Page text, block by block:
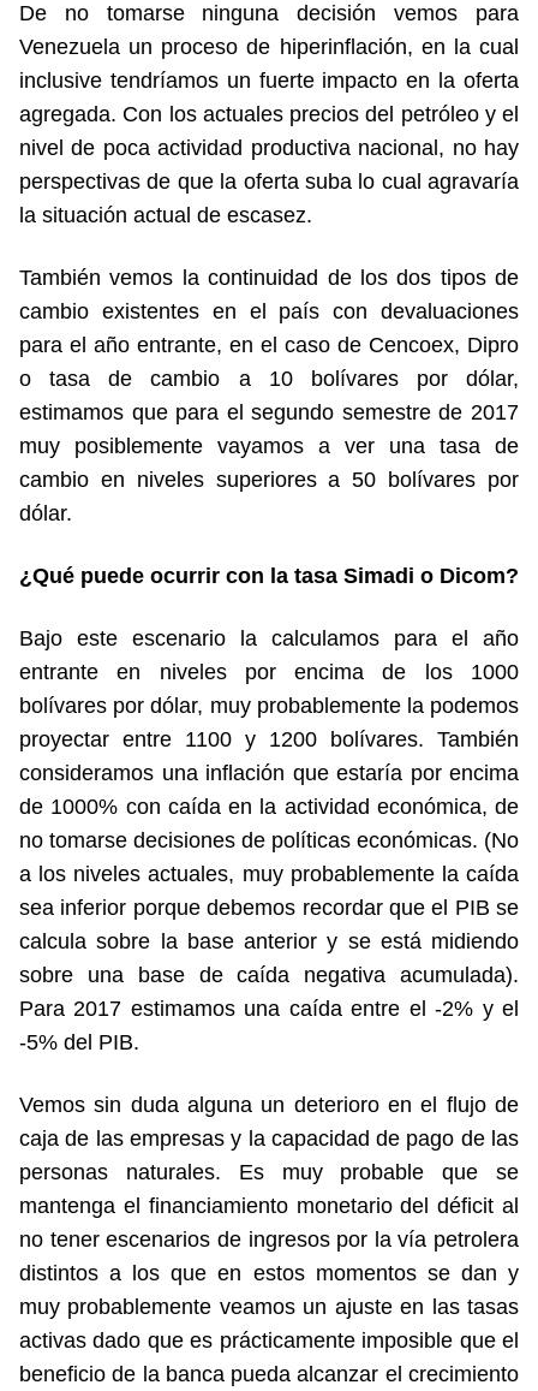
De no tomarse ninguna decisión vemos para
Venezuela un proceso de hiperinflación, en la cual
inclusive tendríamos un fuerte impacto en la oferta
agregada. Con los actuales precios del petróleo y el
nivel de poca actividad productiva nacional, no hay
perspectivas de que la oferta suba lo cual agravaría
la situación actual de escasez.
También vemos la continuidad de los dos tipos de
cambio existentes en el país con devaluaciones
para el año entrante, en el caso de Cencoex, Dipro
o tasa de cambio a 10 bolívares por dólar,
estimamos que para el segundo semestre de 2017
muy posiblemente vayamos a ver una tasa de
cambio en niveles superiores a 50 bolívares por
dólar.
¿Qué puede ocurrir con la tasa Simadi o Dicom?
Bajo este escenario la calculamos para el año
entrante en niveles por encima de los 1000
bolívares por dólar, muy probablemente la podemos
proyectar entre 1100 y 1200 bolívares. También
consideramos una inflación que estaría por encima
de 1000% con caída en la actividad económica, de
no tomarse decisiones de políticas económicas. (No
a los niveles actuales, muy probablemente la caída
sea inferior porque debemos recordar que el PIB se
calcula sobre la base anterior y se está midiendo
sobre una base de caída negativa acumulada).
Para 2017 estimamos una caída entre el -2% y el
-5% del PIB.
Vemos sin duda alguna un deterioro en el flujo de
caja de las empresas y la capacidad de pago de las
personas naturales. Es muy probable que se
mantenga el financiamiento monetario del déficit al
no tener escenarios de ingresos por la vía petrolera
distintos a los que en estos momentos se dan y
muy probablemente veamos un ajuste en las tasas
activas dado que es prácticamente imposible que el
beneficio de la banca pueda alcanzar el crecimiento